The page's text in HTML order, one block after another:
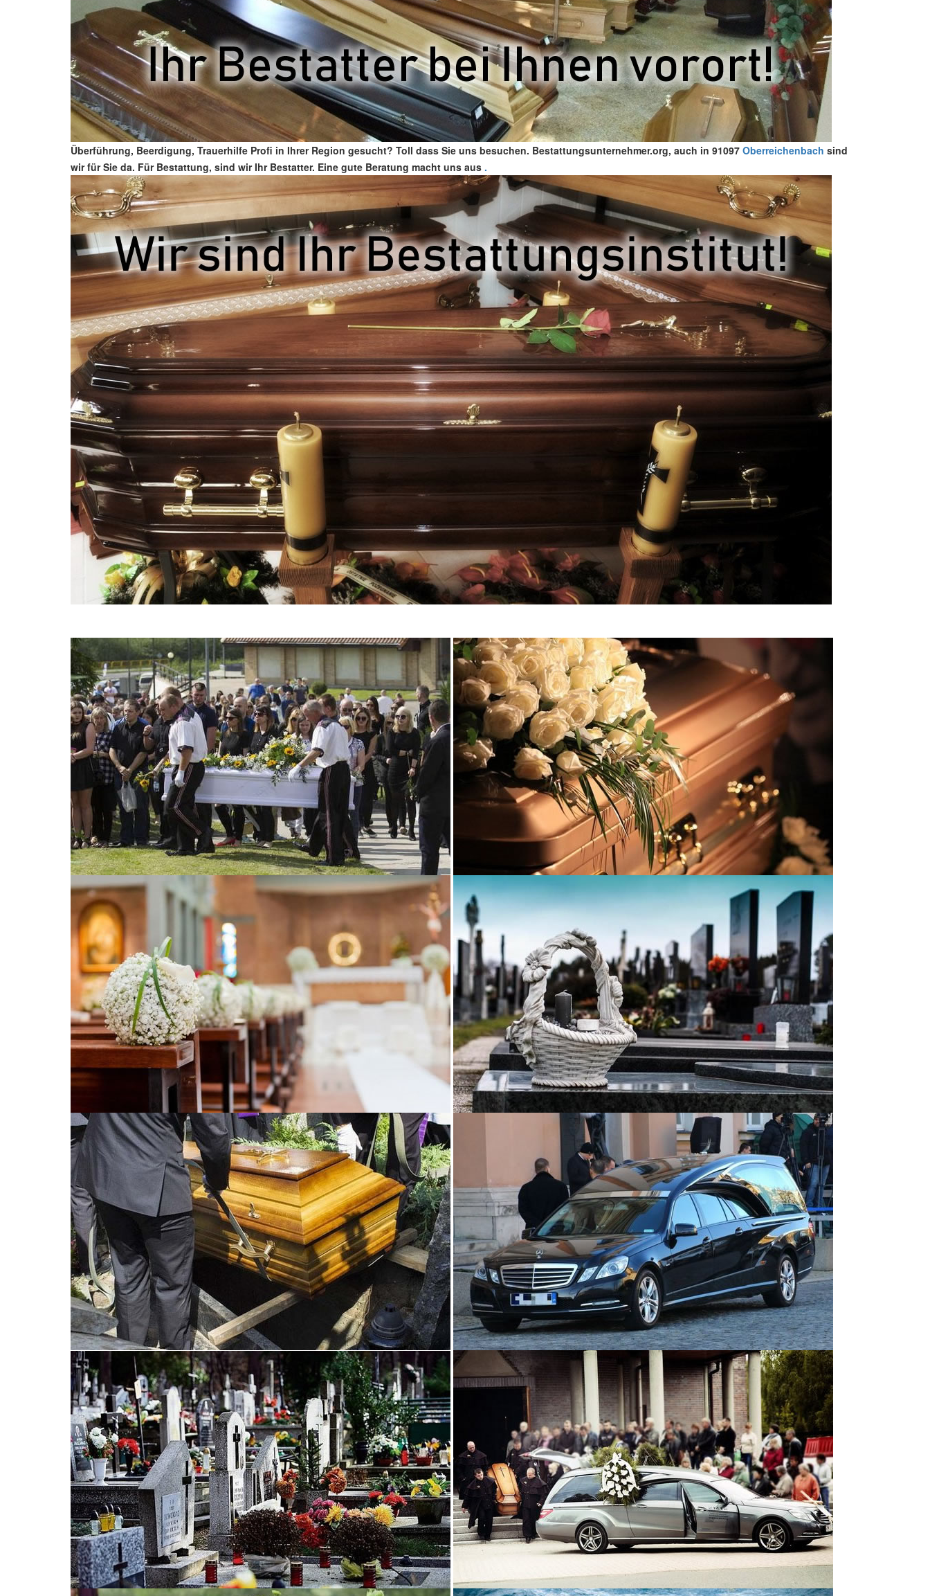
Überführung, Beerdigung, Trauerhilfe Profi in Ihrer Region gesucht? Toll dass Sie uns besuchen. Bestattungsunternehmer.org, auch in 91097 Oberreichenbach sind
wir für Sie da. Für Bestattung, sind wir Ihr Bestatter. Eine gute Beratung macht uns aus .